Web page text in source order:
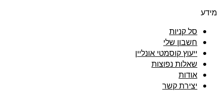
מידע
סל קניות
חשבון שלי
ייעוץ קוסמטי אונליין
שאלות נפוצות
אודות
יצירת קשר